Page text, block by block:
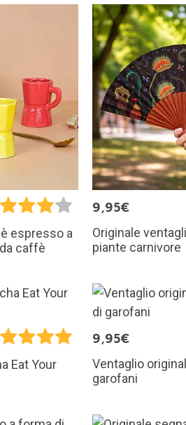
espresso a
caffè
9,95€
Originale
piante carnivore
Eat Your
9,95€
Ventaglio
garofani